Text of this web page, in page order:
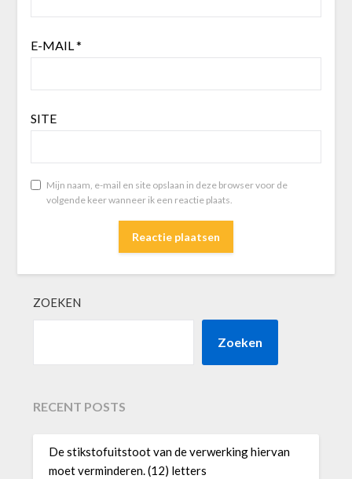
E-MAIL*
SITE
Mijn naam, e-mail en site opslaan in deze browser voor de
volgende keer wanneer ik een reactie plaats.
ZOEKEN
Zoeken
RECENT POSTS
De stikstofuitstoot van de verwerking hiervan
moet verminderen. (12) letters